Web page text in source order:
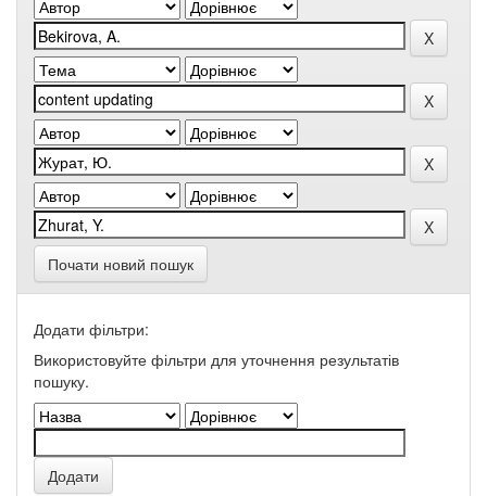
Почати новий пошук
Додати фільтри:
Використовуйте фільтри для уточнення результатів
пошуку.